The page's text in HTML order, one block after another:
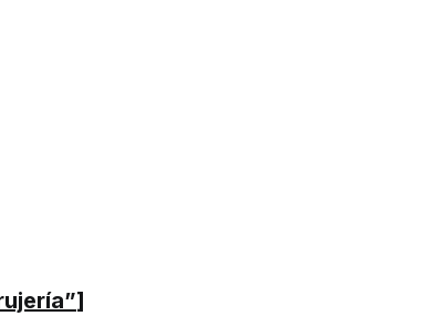
]